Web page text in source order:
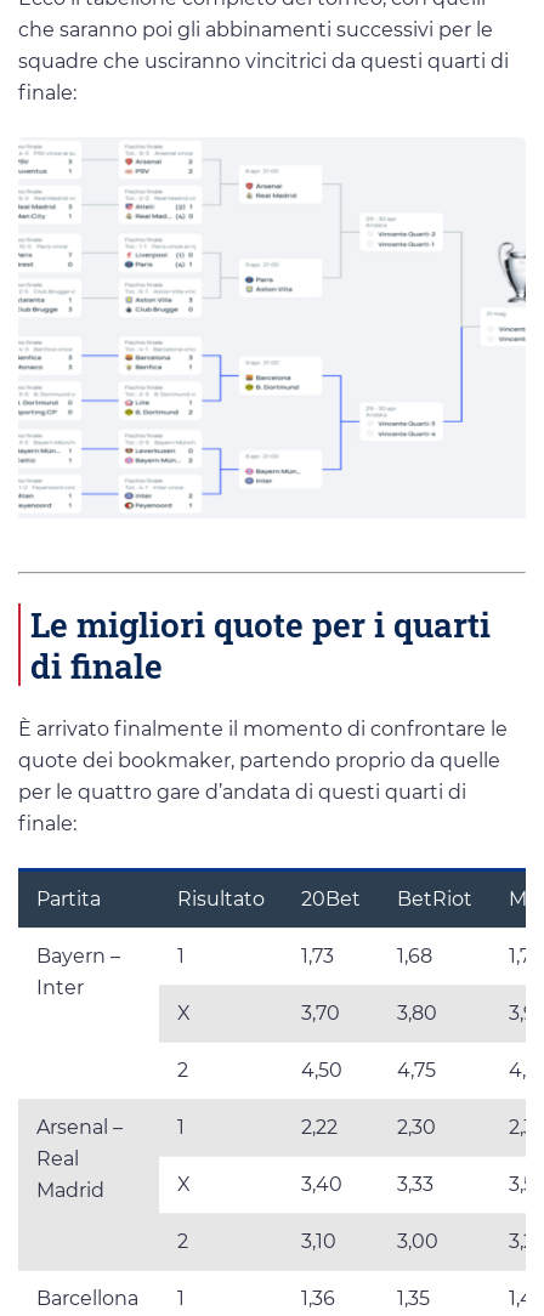
che saranno poi gli abbinamenti successivi per le
squadre che usciranno vincitrici da questi quarti di
finale:
Le migliori quote per i quarti
di finale
È arrivato finalmente il momento di confrontare le
quote dei bookmaker, partendo proprio da quelle
per le quattro gare d’andata di questi quarti di
finale:
Partita Risultato 20Bet BetRiot
Bayern –
Inter
1 1,73 1,68
X 3,70 3,80
2 4,50 4,75
Arsenal –
Real
Madrid
1 2,22 2,30
X 3,40 3,33 3,52
2 3,10 3,00
Barcellona
1 1,36 1,35